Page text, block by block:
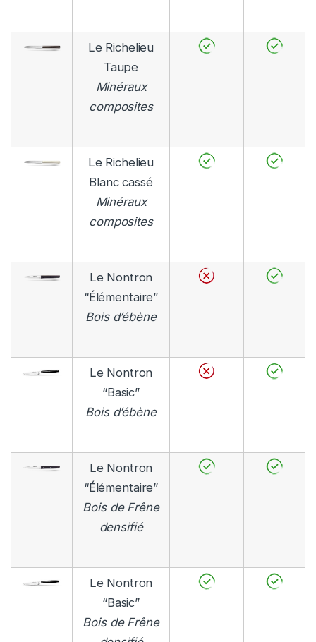
Le Richelieu
Taupe
Minéraux
composites
Le Richelieu
Blanc cassé
Minéraux
composites
Le Nontron
“Élémentaire”
Bois d’ébène
Le Nontron
“Basic”
Bois d’ébène
Le Nontron
“Élémentaire”
Bois de Frêne
densifié
Le Nontron
“Basic”
Bois de Frêne